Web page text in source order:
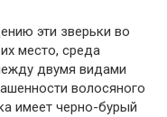
эти зверьки во
место, среда
двумя видами
волосяного
имеет черно-бурый